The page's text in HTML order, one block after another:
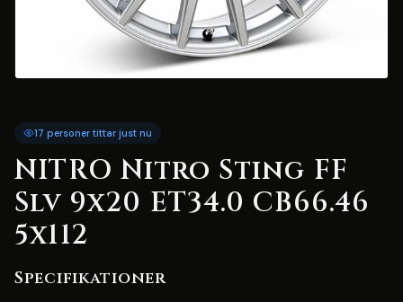
17 personer tittar just nu
NITRO Nitro Sting FF
Slv 9x20 ET34.0 CB66.46
5x112
Specifikationer